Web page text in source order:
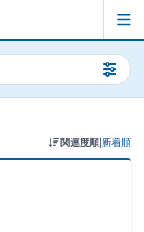
関連度順 新着順